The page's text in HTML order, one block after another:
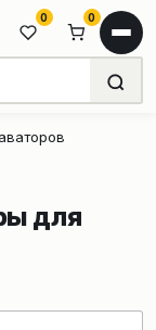
0 0
для